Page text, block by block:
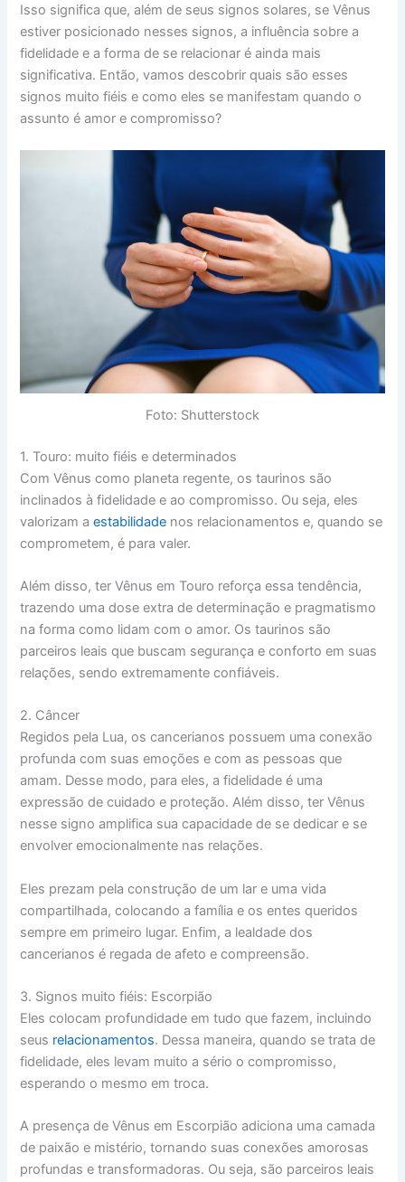
Isso significa que, além de seus signos solares, se Vênus
estiver posicionado nesses signos, a influência sobre a
fidelidade e a forma de se relacionar é ainda mais
significativa. Então, vamos descobrir quais são esses
signos muito fiéis e como eles se manifestam quando o
assunto é amor e compromisso?
Foto: Shutterstock
1. Touro: muito fiéis e determinados
Com Vênus como planeta regente, os taurinos são
inclinados à fidelidade e ao compromisso. Ou seja, eles
valorizam aestabilidade nos relacionamentos e, quando se
comprometem, é para valer.
Além disso, ter Vênus em Touro reforça essa tendência,
trazendo uma dose extra de determinação e pragmatismo
na forma como lidam com o amor. Os taurinos são
parceiros leais que buscam segurança e conforto em suas
relações, sendo extremamente confiáveis.
2. Câncer
Regidos pela Lua, os cancerianos possuem uma conexão
profunda com suas emoções e com as pessoas que
amam. Desse modo, para eles, a fidelidade é uma
expressão de cuidado e proteção. Além disso, ter Vênus
nesse signo amplifica sua capacidade de se dedicar e se
envolver emocionalmente nas relações.
Eles prezam pela construção de um lar e uma vida
compartilhada, colocando a família e os entes queridos
sempre em primeiro lugar. Enfim, a lealdade dos
cancerianos é regada de afeto e compreensão.
3. Signos muito fiéis: Escorpião
Eles colocam profundidade em tudo que fazem, incluindo
seus relacionamentos. Dessa maneira, quando se trata de
fidelidade, eles levam muito a sério o compromisso,
esperando o mesmo em troca.
A presença de Vênus em Escorpião adiciona uma camada
de paixão e mistério, tornando suas conexões amorosas
profundas e transformadoras. Ou seja, são parceiros leais